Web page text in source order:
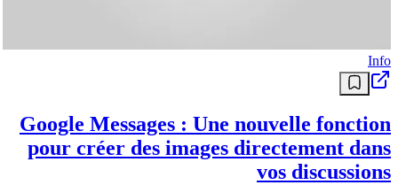
Info
Google Messages : Une nouvelle fonction
pour créer des images directement dans
vos discussions